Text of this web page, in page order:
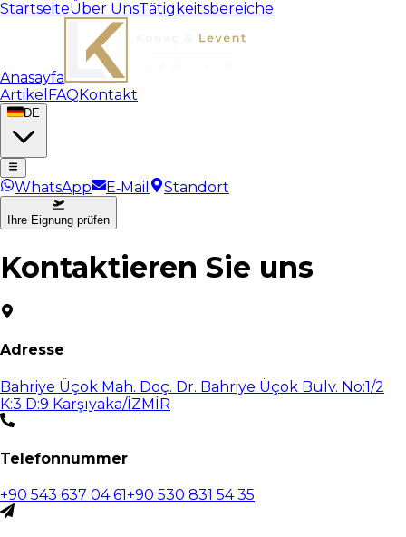
StartseiteÜber UnsTätigkeitsbereiche
Anasayfa
Artikel FAQKontakt
DE
WhatsApp E‑Mail Standort
Ihre Eignung prüfen
Kontaktieren Sie uns
Adresse
Bahriye Üçok Mah. Doç. Dr. Bahriye Üçok Bulv. No:1/2
K:3 D:9 Karşıyaka/İZMİR
Telefonnummer
+90 543 637 04 61+90 530 831 54 35